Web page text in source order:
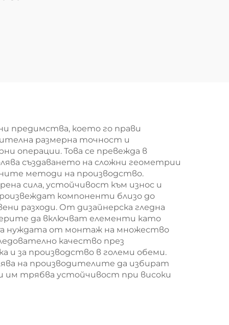
предимства, което го прави
размерна точност и
операции. Това се превежда в
създаването на сложни геометрии
методи на производство.
сила, устойчивост към износ и
компоненти близо до
разходи. От дизайнерска гледна
да включват елементи като
нуждата от монтаж на множество
качество през
и за производство в големи обеми.
на производителите да избират
им трябва устойчивост при високи